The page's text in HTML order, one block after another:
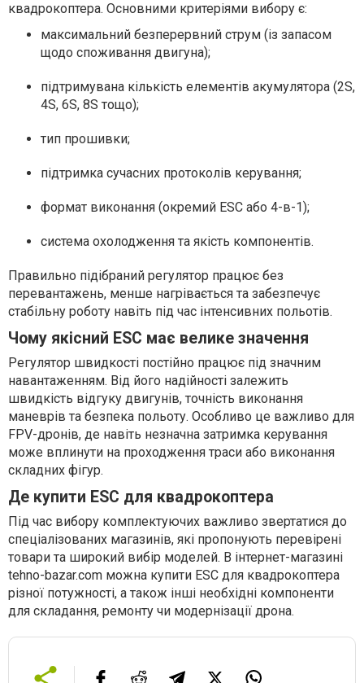
квадрокоптера. Основними критеріями вибору є:
максимальний безперервний струм (із запасом
щодо споживання двигуна);
підтримувана кількість елементів акумулятора (2S,
4S, 6S, 8S тощо);
тип прошивки;
підтримка сучасних протоколів керування;
формат виконання (окремий ESC або 4-в-1);
система охолодження та якість компонентів.
Правильно підібраний регулятор працює без
перевантажень, менше нагрівається та забезпечує
стабільну роботу навіть під час інтенсивних польотів.
Чому якісний ESC має велике значення
Регулятор швидкості постійно працює під значним
навантаженням. Від його надійності залежить
швидкість відгуку двигунів, точність виконання
маневрів та безпека польоту. Особливо це важливо для
FPV-дронів, де навіть незначна затримка керування
може вплинути на проходження траси або виконання
складних фігур.
Де купити ESC для квадрокоптера
Під час вибору комплектуючих важливо звертатися до
спеціалізованих магазинів, які пропонують перевірені
товари та широкий вибір моделей. В інтернет-магазині
tehno-bazar.com можна купити ESC для квадрокоптера
різної потужності, а також інші необхідні компоненти
для складання, ремонту чи модернізації дрона.